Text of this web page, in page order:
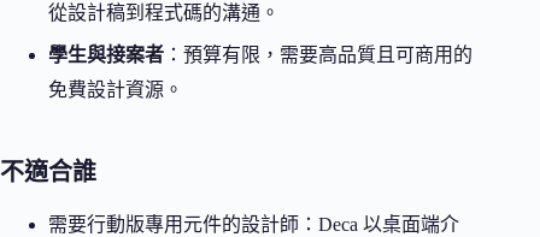
從設計稿到程式碼的溝通。
學生與接案者 ：預算有限，需要高品質且可商用的
免費設計資源。
不適合誰
需要行動版專用元件的設計師：Deca 以桌面端介